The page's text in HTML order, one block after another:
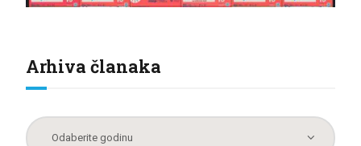
Arhiva članaka